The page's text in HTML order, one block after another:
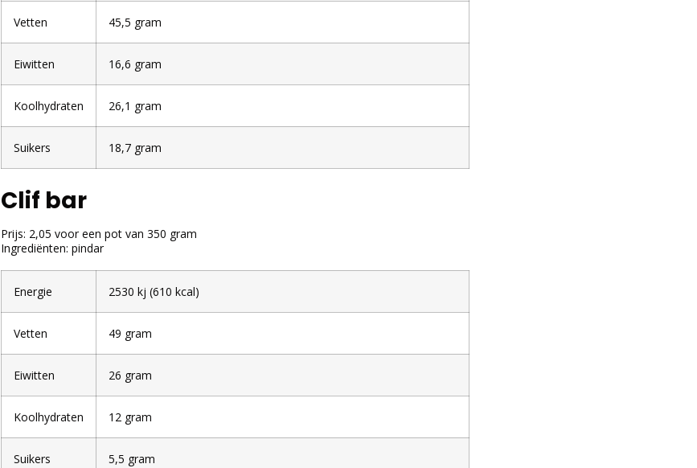
Vetten 45,5 gram
Eiwitten 16,6 gram
Koolhydraten 26,1 gram
Suikers 18,7 gram
Clif bar
Prijs: 2,05 voor een pot van 350 gram
Ingrediënten: pindar
Energie 2530 kj (610 kcal)
Vetten 49 gram
Eiwitten 26 gram
Koolhydraten 12 gram
Suikers 5,5 gram